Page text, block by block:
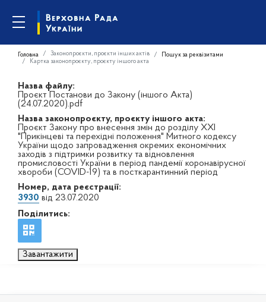
Головна Законопроєкти, проєкти інших актів
Пошук за реквізитами
Картка законопроєкту, проєкту іншого акта
Назва файлу:
Проєкт Постанови до Закону (іншого Акта)
(24.07.2020).pdf
Назва законопроєкту, проєкту іншого акта:
Проєкт Закону про внесення змін до розділу XXI
"Прикінцеві та перехідні положення" Митного кодексу
України щодо запровадження окремих економічних
заходів з підтримки розвитку та відновлення
промисловості України в період пандемії коронавірусної
хвороби (COVID-19) та в посткарантинний період
Номер, дата реєстрації:
3930 від 23.07.2020
Поділитись:
Завантажити